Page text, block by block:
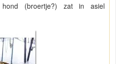
(broertje?) zat in asiel